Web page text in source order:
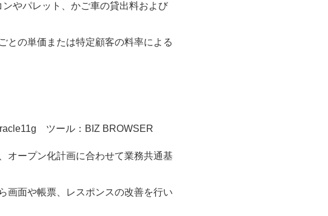
やパレット、かご車の貸出料および
との単価または特定顧客の料率による
ツール：BIZ BROWSER
オープン化計画に合わせて業務共通基
画面や帳票、レスポンスの改善を行い